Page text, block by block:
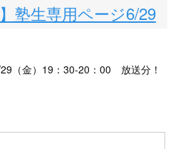
塾生専用ページ6/29
29（金）19：30-20：00 放送分！